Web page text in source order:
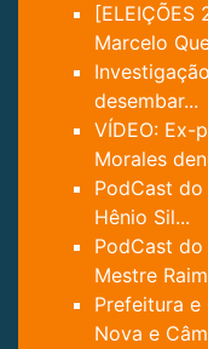
Marcelo
desembar...
VÍDEO: Ex-
Morales
PodCast
Hênio Sil...
PodCast
Mestre
Prefeitura e
Nova e